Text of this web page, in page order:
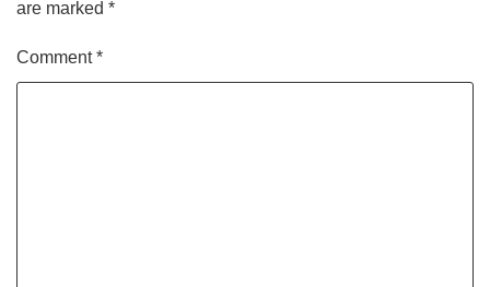
are marked *
Comment*